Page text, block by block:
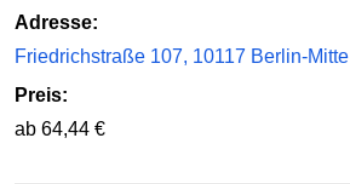
Adresse:
Friedrichstraße 107, 10117 Berlin-Mitte
Preis:
ab 64,44 €